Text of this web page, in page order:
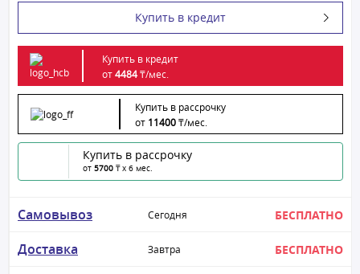
Купить в кредит
Купить в кредит
от4484₸/мес.
Купить в рассрочку
от 11400₸/мес.
Купить в рассрочку
от 5700 ₸ x 6 мес.
Самовывоз Сегодня БЕСПЛАТНО
Доставка Завтра БЕСПЛАТНО